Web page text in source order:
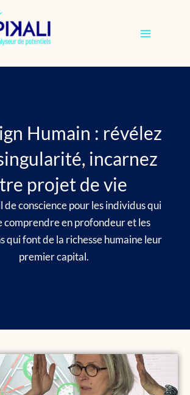
Humain : révélez
incarnez
projet de vie
de conscience pour les individus qui
comprendre en profondeur et les
qui font de la richesse humaine leur
premier capital.